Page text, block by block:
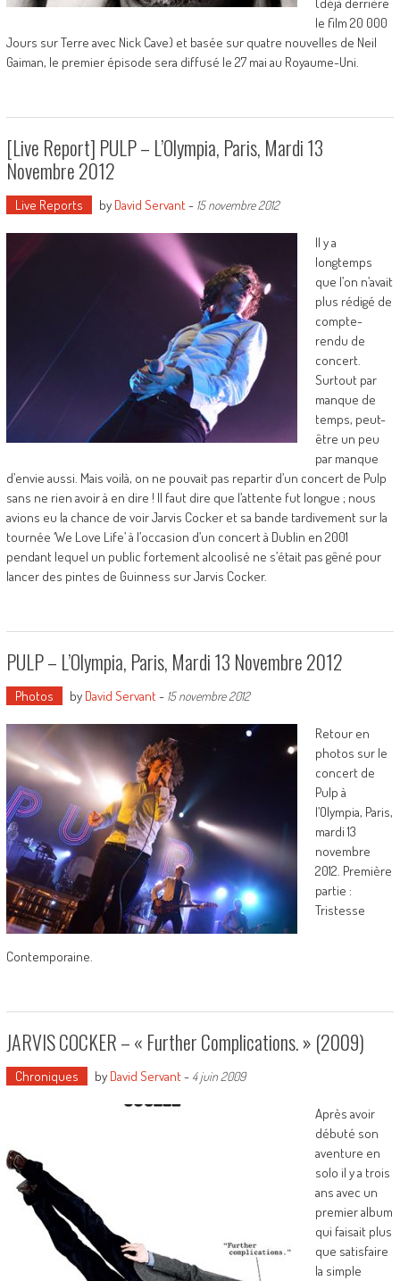
le film 20 000
Jours sur Terre avec Nick Cave) et basée sur quatre nouvelles de Neil
Gaiman, le premier épisode sera diffusé le 27 mai au Royaume-Uni.
[Live Report] PULP – L’Olympia, Paris, Mardi 13
Novembre 2012
Live Reports by David Servant- 15 novembre 2012
Il y a
longtemps
que l’on n’avait
plus rédigé de
compte-
rendu de
concert.
Surtout par
manque de
temps, peut-
être un peu
par manque
d’envie aussi. Mais voilà, on ne pouvait pas repartir d’un concert de Pulp
sans ne rien avoir à en dire ! Il faut dire que l’attente fut longue ; nous
avions eu la chance de voir Jarvis Cocker et sa bande tardivement sur la
tournée ‘We Love Life’ à l’occasion d’un concert à Dublin en 2001
pendant lequel un public fortement alcoolisé ne s’était pas gêné pour
lancer des pintes de Guinness sur Jarvis Cocker.
PULP – L’Olympia, Paris, Mardi 13 Novembre 2012
Photos by David Servant- 15 novembre 2012
Retour en
photos sur le
concert de
Pulp à
l’Olympia, Paris,
mardi 13
novembre
2012. Première
partie :
Tristesse
Contemporaine.
JARVIS COCKER – « Further Complications. » (2009)
Chroniques by David Servant- 4 juin 2009
Après avoir
débuté son
aventure en
solo il y a trois
ans avec un
premier album
qui faisait plus
que satisfaire
la simple